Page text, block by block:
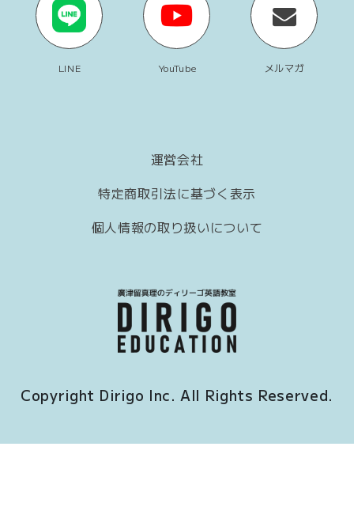
LINE YouTube メルマガ
運営会社
特定商取引法に基づく表示
個人情報の取り扱いについて
Copyright Dirigo Inc. All Rights Reserved.